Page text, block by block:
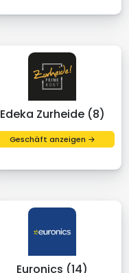
Edeka Zurheide (8)
Geschäft anzeigen →
Euronics (14)